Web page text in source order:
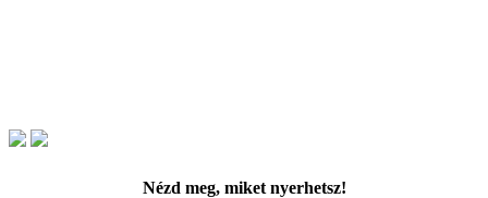
Nézd meg, miket nyerhetsz!